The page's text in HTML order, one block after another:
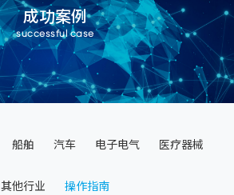
成功案例
successful case
船舶 汽车 电子电气 医疗器械
其他行业 操作指南